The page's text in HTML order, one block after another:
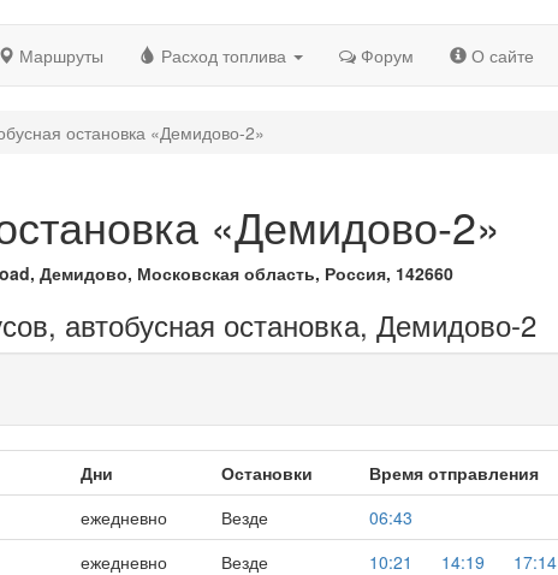
Маршруты Расход топлива Форум О сайте
остановка «Демидово-2»
«Демидово-2»
Демидово, Московская область, Россия, 142660
автобусная остановка, Демидово-2
Дни Остановки
Время отправления
ежедневно Везде
06:43
ежедневно Везде 10:21 14:19
17:14